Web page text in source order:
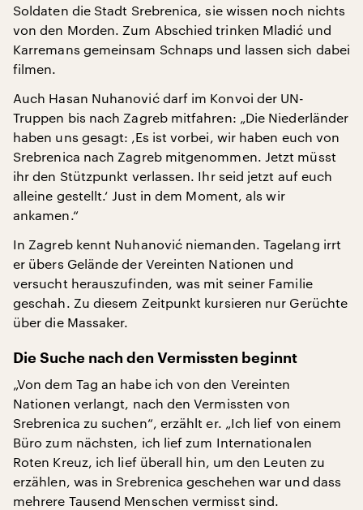
Soldaten die Stadt Srebrenica, sie wissen noch nichts
von den Morden. Zum Abschied trinken Mladić und
Karremans gemeinsam Schnaps und lassen sich dabei
filmen.
Auch Hasan Nuhanović darf im Konvoi der UN-
Truppen bis nach Zagreb mitfahren: „Die Niederländer
haben uns gesagt: ‚Es ist vorbei, wir haben euch von
Srebrenica nach Zagreb mitgenommen. Jetzt müsst
ihr den Stützpunkt verlassen. Ihr seid jetzt auf euch
alleine gestellt.‘ Just in dem Moment, als wir
ankamen.“
In Zagreb kennt Nuhanović niemanden. Tagelang irrt
er übers Gelände der Vereinten Nationen und
versucht herauszufinden, was mit seiner Familie
geschah. Zu diesem Zeitpunkt kursieren nur Gerüchte
über die Massaker.
Die Suche nach den Vermissten beginnt
„Von dem Tag an habe ich von den Vereinten
Nationen verlangt, nach den Vermissten von
Srebrenica zu suchen“, erzählt er. „Ich lief von einem
Büro zum nächsten, ich lief zum Internationalen
Roten Kreuz, ich lief überall hin, um den Leuten zu
erzählen, was in Srebrenica geschehen war und dass
mehrere Tausend Menschen vermisst sind.